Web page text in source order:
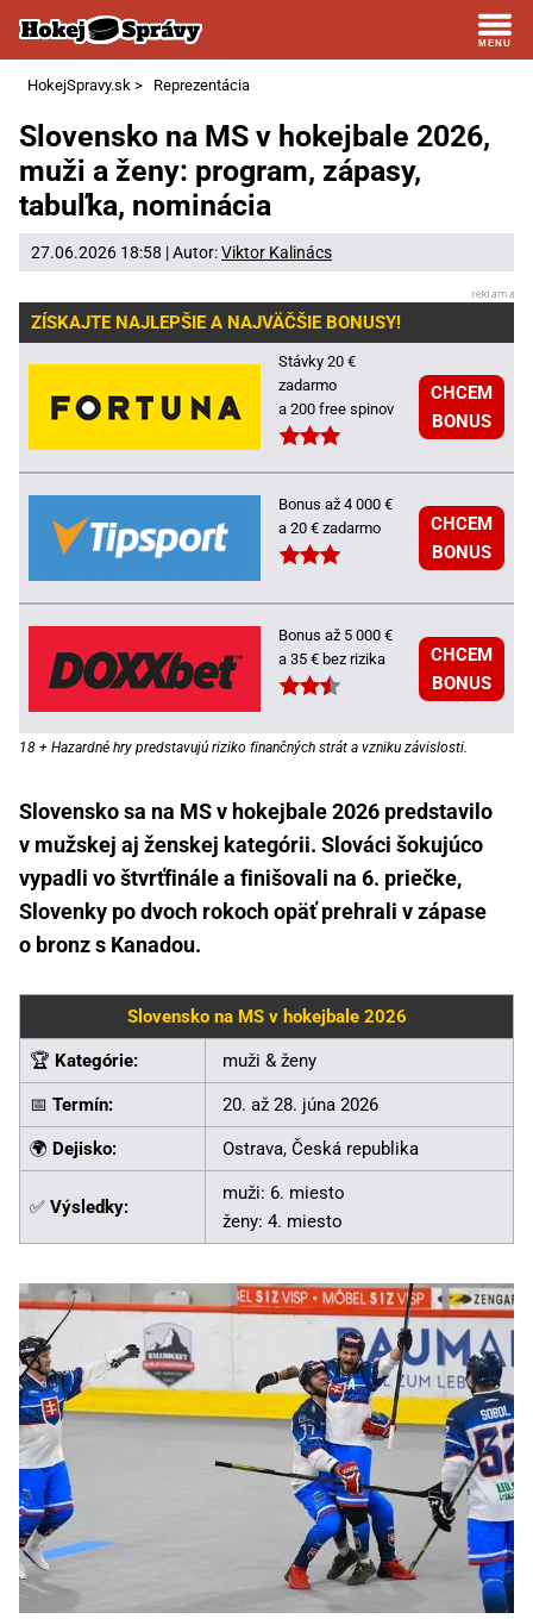
HokejSpravy.sk > Reprezentácia
Slovensko na MS v hokejbale 2026,
muži a ženy: program, zápasy,
tabuľka, nominácia
27.06.2026 18:58 | Autor:Viktor Kalinács
ZÍSKAJTE NAJLEPŠIE A NAJVÄČŠIE BONUSY!
Stávky 20 €
zadarmo
a 200 free spinov
CHCEM
BONUS
Bonus až 4 000 €
a 20 € zadarmo
CHCEM
BONUS
Bonus až 5 000 €
a 35 € bez rizika
CHCEM
BONUS
18 + Hazardné hry predstavujú riziko finančných strát a vzniku závislosti.
Slovensko sa na MS v hokejbale 2026 predstavilo
v mužskej aj ženskej kategórii. Slováci šokujúco
vypadli vo štvrťfinále a finišovali na 6. priečke,
Slovenky po dvoch rokoch opäť prehrali v zápase
o bronz s Kanadou.
Slovensko na MS v hokejbale 2026
🏆 Kategórie: muži & ženy
📅 Termín: 20. až 28. júna 2026
🌍 Dejisko: Ostrava, Česká republika
✅ Výsledky:
muži: 6. miesto
ženy: 4. miesto